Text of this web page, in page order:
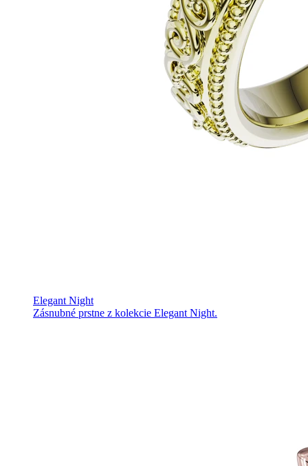
Elegant Night
Zásnubné prstne z kolekcie Elegant Night.